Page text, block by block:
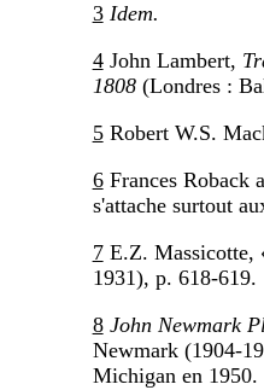
3 Idem.
4John Lambert,
1808(Londres :
5Robert W.S.
6Frances Roback
s'attache surtout
7E.Z. Massicotte,
1931), p. 618-619.
8 John Newmark
Newmark (1904-
Michigan en 1950.